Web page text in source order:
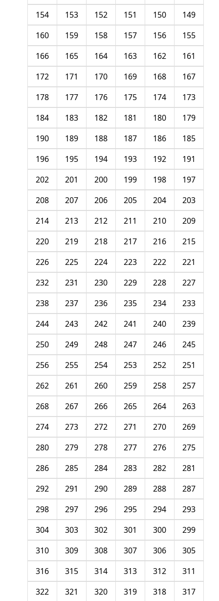
149
150
151
152
153
154
155
156
157
158
159
160
161
162
163
164
165
166
167
168
169
170
171
172
173
174
175
176
177
178
179
180
181
182
183
184
185
186
187
188
189
190
191
192
193
194
195
196
197
198
199
200
201
202
203
204
205
206
207
208
209
210
211
212
213
214
215
216
217
218
219
220
221
222
223
224
225
226
227
228
229
230
231
232
233
234
235
236
237
238
239
240
241
242
243
244
245
246
247
248
249
250
251
252
253
254
255
256
257
258
259
260
261
262
263
264
265
266
267
268
269
270
271
272
273
274
275
276
277
278
279
280
281
282
283
284
285
286
287
288
289
290
291
292
293
294
295
296
297
298
299
300
301
302
303
304
305
306
307
308
309
310
311
312
313
314
315
316
317
318
319
320
321
322